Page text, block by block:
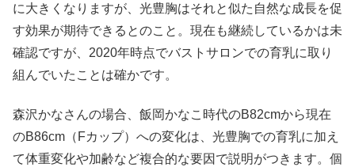
に大きくなりますが、光豊胸はそれと似た自然な成長を促
す効果が期待できるとのこと。現在も継続しているかは未
確認ですが、2020年時点でバストサロンでの育乳に取り
組んでいたことは確かです。
森沢かなさんの場合、飯岡かなこ時代のB82cmから現在
のB86cm（Fカップ）への変化は、光豊胸での育乳に加え
て体重変化や加齢など複合的な要因で説明がつきます。個